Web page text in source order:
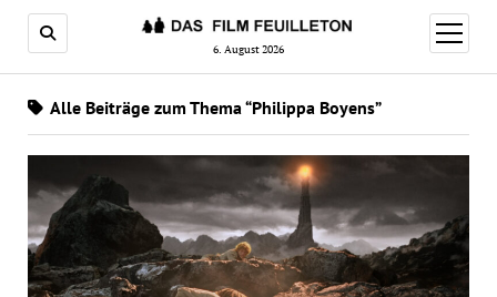
6. August 2026
Menü
öffnen
Alle Beiträge zum Thema “Philippa Boyens”